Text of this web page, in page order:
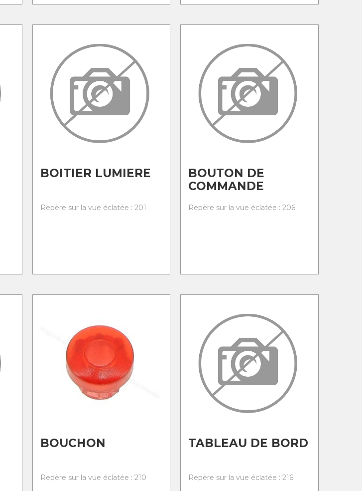
BOITIER LUMIERE
Repère sur la vue éclatée : 201
BOUTON DE
COMMANDE
Repère sur la vue éclatée : 206
BOUCHON
Repère sur la vue éclatée : 210
TABLEAU DE BORD
Repère sur la vue éclatée : 216